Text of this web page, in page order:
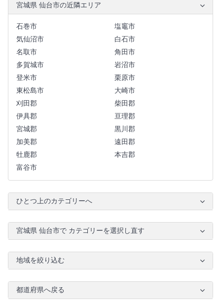
宮城県 仙台市の近隣エリア
石巻市
塩竈市
気仙沼市
白石市
名取市
角田市
多賀城市
岩沼市
登米市
栗原市
東松島市
大崎市
刈田郡
柴田郡
伊具郡
亘理郡
宮城郡
黒川郡
加美郡
遠田郡
牡鹿郡
本吉郡
富谷市
ひとつ上のカテゴリーへ
宮城県 仙台市で カテゴリーを選択し直す
地域を絞り込む
都道府県へ戻る